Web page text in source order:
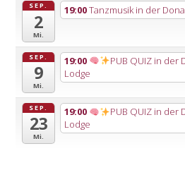
SEP.
2
Mi.
19:00Tanzmusik in der
SEP.
9
Mi.
19:00 PUB QUIZ in der
Lodge
SEP.
23
Mi.
19:00 PUB QUIZ in der
Lodge